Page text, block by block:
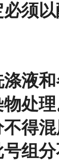
须
液
处理
得混
组